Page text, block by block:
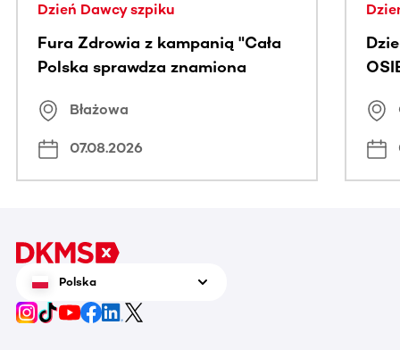
Dzień Dawcy szpiku
Fura Zdrowia z kampanią "Cała
Polska sprawdza znamiona
Błażowa
07.08.2026
Polska